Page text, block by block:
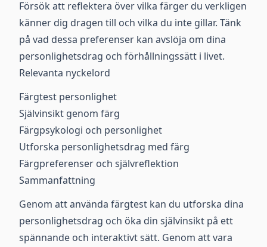
Försök att reflektera över vilka färger du verkligen
känner dig dragen till och vilka du inte gillar. Tänk
på vad dessa preferenser kan avslöja om dina
personlighetsdrag och förhållningssätt i livet.
Relevanta nyckelord
Färgtest personlighet
Självinsikt genom färg
Färgpsykologi och personlighet
Utforska personlighetsdrag med färg
Färgpreferenser och självreflektion
Sammanfattning
Genom att använda färgtest kan du utforska dina
personlighetsdrag och öka din självinsikt på ett
spännande och interaktivt sätt. Genom att vara